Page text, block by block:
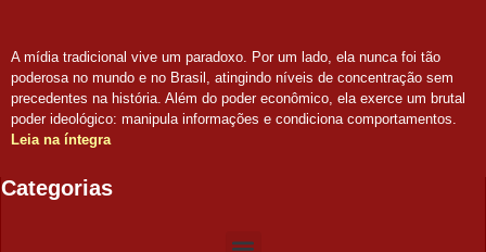
A mídia tradicional vive um paradoxo. Por um lado, ela nunca foi tão
poderosa no mundo e no Brasil, atingindo níveis de concentração sem
precedentes na história. Além do poder econômico, ela exerce um brutal
poder ideológico: manipula informações e condiciona comportamentos.
Leia na íntegra
Categorias